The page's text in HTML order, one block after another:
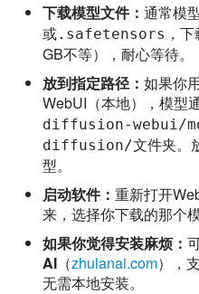
下载模型文件： 通常模
或.safetensors ，
GB不等），耐心等待。
放到指定路径： 如果你
WebUI（本地），模型
diffusion-webui/
diffusion/文件夹。
型。
启动软件： 重新打开
来，选择你下载的那个
如果你觉得安装麻烦：
AI （zhulanai.com），
无需本地安装。